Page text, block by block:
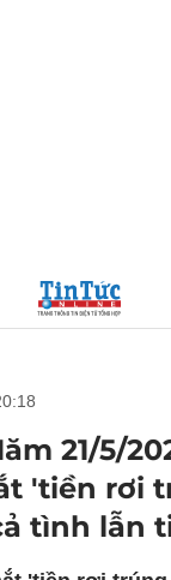
21/5/
'tiền rơi
tình lẫn